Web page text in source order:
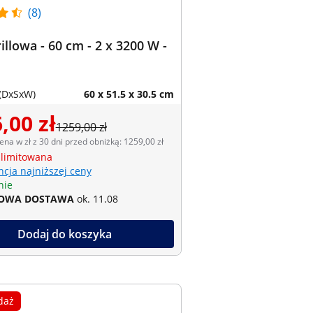
(8)
- 60 cm - 2 x 3200 W -
60 x 51.5 x 30.5 cm
zł1259,00 zł
w zł z 30 dni przed obniżką: 1259,00 zł
najniższej ceny
DOSTAWA ok. 11.08
Dodaj do koszyka